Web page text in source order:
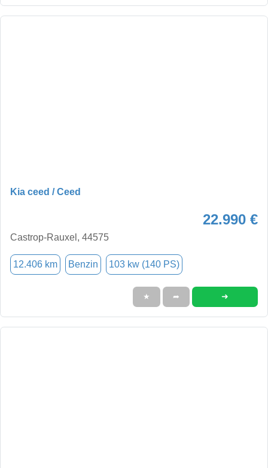
Kia ceed / Ceed
22.990 €
Castrop-Rauxel, 44575
12.406 km Benzin 103 kw (140 PS)
★ ➦ ➜